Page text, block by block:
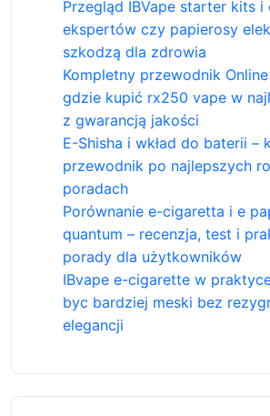
Przegląd IBVape starter kits i
ekspertów czy papierosy
szkodzą dla zdrowia
Kompletny przewodnik
gdzie kupić rx250 vape w
z gwarancją jakości
E-Shisha i wkład do baterii –
przewodnik po najlepszych
poradach
Porównanie e-cigaretta i e
quantum – recenzja, test i
porady dla użytkowników
IBvape e-cigarette w
byc bardziej meski bez
elegancji